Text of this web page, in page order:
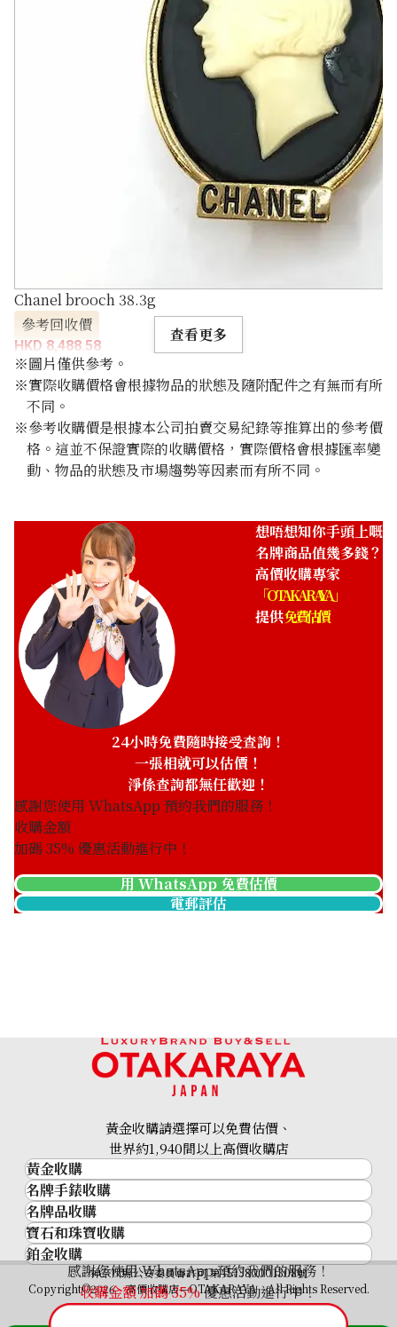
Chanel brooch 38.3g
參考回收價
HKD 8,488.58
查看更多
※圖片僅供參考。
※實際收購價格會根據物品的狀態及隨附配件之有無而有所
不同。
※參考收購價是根據本公司拍賣交易紀錄等推算出的參考價
格。這並不保證實際的收購價格，實際價格會根據匯率變
動、物品的狀態及市場趨勢等因素而有所不同。
想唔想知你手頭上嘅
名牌商品值幾多錢？
高價收購專家
「OTAKARAYA」
提供免費估價
24小時免費隨時接受查詢！
一張相就可以估價！
淨係查詢都無任歡迎！
感謝您使用 WhatsApp 預約我們的服務！
收購金額
加碼35% 優惠活動進行中！
用 WhatsApp 免費估價
電郵評估
感謝您使用 WhatsApp 預約我們的服務！
收購金額 加碼35%優惠活動進行中！
黃金收購請選擇可以免費估價、
世界約1,940間以上高價收購店
黃金收購
黃金･金條
金條
金幣及銀幣
過去十年黃金價格
金飾
金戒指
名牌手錶收購
名牌手錶收購
勞力士 (Rolex)
Patek Philippe
Audemars Piguet
Vacheron Constantin
名牌品收購
名牌品收購
HERMES
LOUIS VUITTON
CHANEL
寶石和珠寶收購
寶石和珠寶
祖母綠
鉑金收購
神奈川縣公安委員會許可 第451380001308號
Copyright©2026 高價收購店—OTAKARAYA All Rights Reserved.